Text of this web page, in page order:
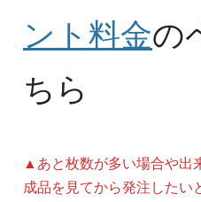
ント料金の
ちら
▲あと枚数が多い場合や出
成品を見てから発注したい